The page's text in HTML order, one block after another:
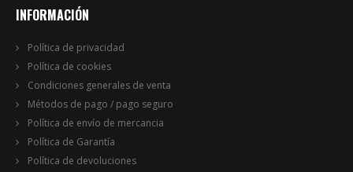
INFORMACIÓN
Política de privacidad
Política de cookies
Condiciones generales de venta
Métodos de pago / pago seguro
Política de envío de mercancia
Política de Garantía
Política de devoluciones